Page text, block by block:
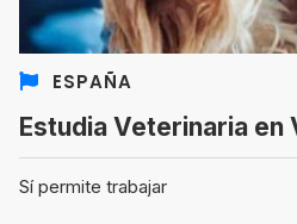
ESPAÑA
Estudia Veterinaria en
Sí permite trabajar